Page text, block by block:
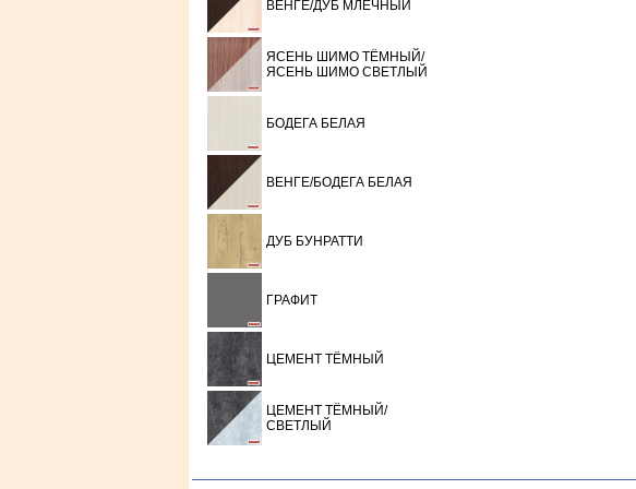
ВЕНГЕ/ДУБ МЛЕЧНЫЙ
ЯСЕНЬ ШИМО ТЁМНЫЙ/
ЯСЕНЬ ШИМО СВЕТЛЫЙ
БОДЕГА БЕЛАЯ
ВЕНГЕ/БОДЕГА БЕЛАЯ
ДУБ БУНРАТТИ
ГРАФИТ
ЦЕМЕНТ ТЁМНЫЙ
ЦЕМЕНТ ТЁМНЫЙ/
СВЕТЛЫЙ